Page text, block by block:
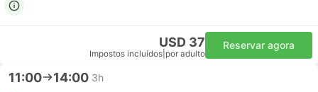
USD 37
Impostos incluídos por adulto
Reservar agora
11:00 14:00 3h